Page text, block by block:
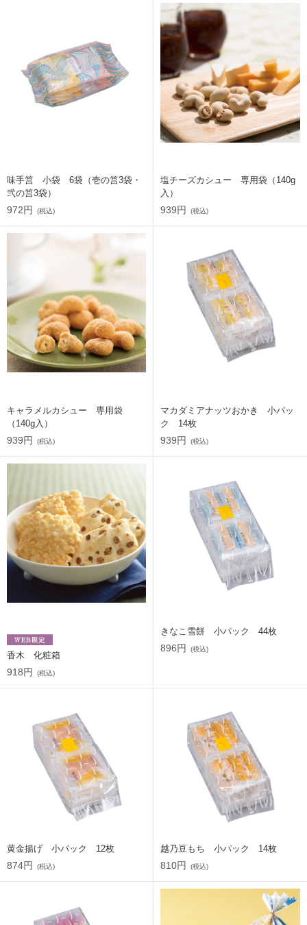
味手筥 小袋 6袋（壱の筥3袋・
弐の筥3袋）
972円 (税込)
塩チーズカシュー 専用袋（140g
入）
939円 (税込)
キャラメルカシュー 専用袋
（140g入）
939円 (税込)
マカダミアナッツおかき 小パッ
ク 14枚
939円 (税込)
香木 化粧箱
918円 (税込)
きなこ雪餅 小パック 44枚
896円 (税込)
黄金揚げ 小パック 12枚
874円 (税込)
越乃豆もち 小パック 14枚
810円 (税込)